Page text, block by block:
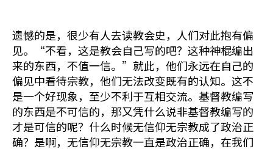
遗憾的是，很少有人去读教会史，人们对此抱有偏
见。“不看，这是教会自己写的吧？这种神棍编出
来的东西，不值一信。”就此，他们永远在自己的
偏见中看待宗教，他们无法改变既有的认知。这不
是一个好现象，至少不利于互相交流。基督教编写
的东西是不可信的，那又凭什么说非基督教编写的
才是可信的呢？什么时候无信仰无宗教成了政治正
确？是啊，无信仰无宗教一直是政治正确，在我们